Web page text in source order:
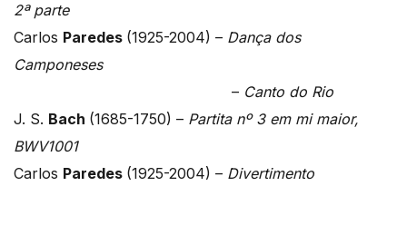
2ª parte
Carlos Paredes (1925-2004) – Dança dos
Camponeses
– Canto do Rio
J. S. Bach (1685-1750) – Partita nº 3 em mi maior,
BWV1001
Carlos Paredes (1925-2004) – Divertimento